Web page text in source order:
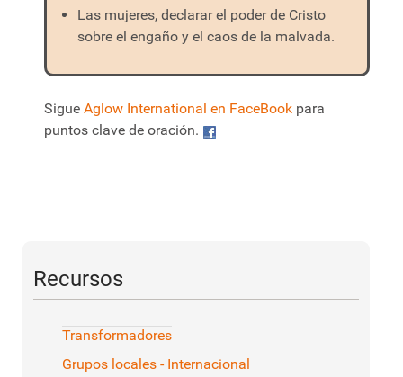
Las mujeres, declarar el poder de Cristo
sobre el engaño y el caos de la malvada.
Sigue Aglow International en FaceBook para
puntos clave de oración.
Recursos
Transformadores
Grupos locales - Internacional